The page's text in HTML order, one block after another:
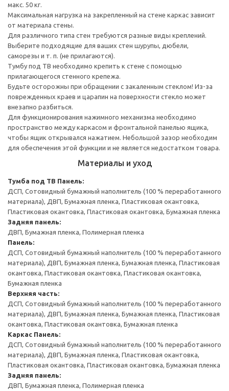
макс. 50 кг.
Максимальная нагрузка на закрепленный на стене каркас зависит
от материала стены.
Для различного типа стен требуются разные виды креплений.
Выберите подходящие для ваших стен шурупы, дюбели,
саморезы и т. п. (не прилагаются).
Тумбу под ТВ необходимо крепить к стене с помощью
прилагающегося стенного крепежа.
Будьте осторожны при обращении с закаленным стеклом! Из-за
поврежденных краев и царапин на поверхности стекло может
внезапно разбиться.
Для функционирования нажимного механизма необходимо
пространство между каркасом и фронтальной панелью ящика,
чтобы ящик открывался нажатием. Небольшой зазор необходим
для обеспечения этой функции и не является недостатком товара.
Материалы и уход
Тумба под ТВ Панель:
ДСП, Сотовидный бумажный наполнитель (100 % переработанного
материала), ДВП, Бумажная пленка, Пластиковая окантовка,
Пластиковая окантовка, Пластиковая окантовка, Бумажная пленка
Задняя панель:
ДВП, Бумажная пленка, Полимерная пленка
Панель:
ДСП, Сотовидный бумажный наполнитель (100 % переработанного
материала), ДВП, Бумажная пленка, Бумажная пленка, Пластиковая
окантовка, Пластиковая окантовка, Пластиковая окантовка,
Бумажная пленка
Верхняя часть:
ДСП, Сотовидный бумажный наполнитель (100 % переработанного
материала), ДВП, Бумажная пленка, Бумажная пленка, Пластиковая
окантовка, Пластиковая окантовка, Бумажная пленка
Каркас Панель:
ДСП, Сотовидный бумажный наполнитель (100 % переработанного
материала), ДВП, Бумажная пленка, Пластиковая окантовка,
Пластиковая окантовка, Пластиковая окантовка, Бумажная пленка
Задняя панель:
ДВП, Бумажная пленка, Полимерная пленка